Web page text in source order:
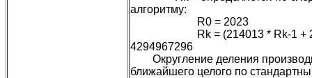
алгоритму:
R0 = 2023
Rk = (214013 * Rk-1 +
4294967296
Округление деления
ближайшего целого по